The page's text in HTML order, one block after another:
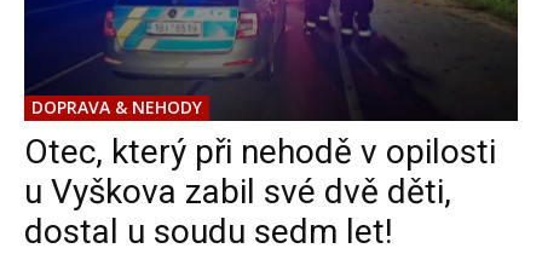
DOPRAVA & NEHODY
Otec, který při nehodě v opilosti
u Vyškova zabil své dvě děti,
dostal u soudu sedm let!